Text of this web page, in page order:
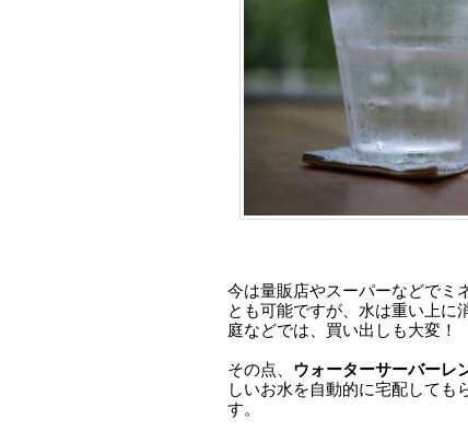
今は量販店やスーパーなどでミ
とも可能ですが、水は重い上に
庭などでは、買い出しも大変！
その点、 ウォーターサーバーレ
しいお水を自動的に宅配しても
す。